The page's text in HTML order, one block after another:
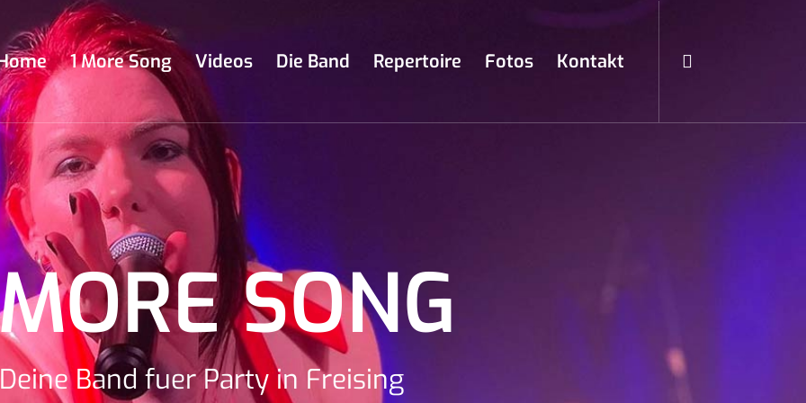
1 More Song Videos Die Band Repertoire Fotos Kontakt
SONG
Band fuer Party in Freising